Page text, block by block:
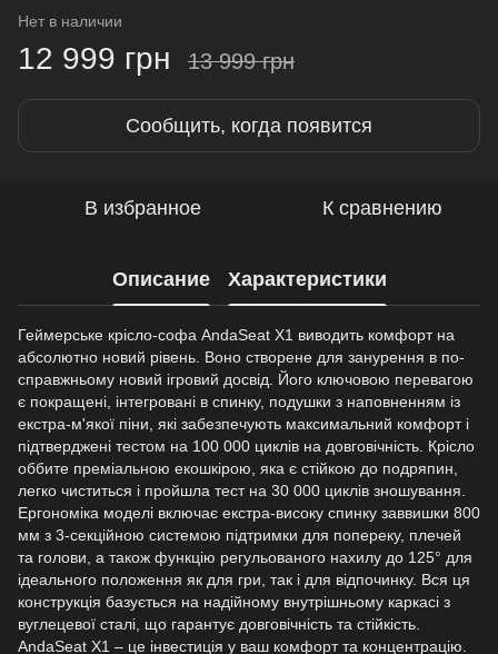
Нет в наличии
12 999 грн 13 999 грн
Сообщить, когда появится
В избранное К сравнению
Описание Характеристики
Геймерське крісло-софа AndaSeat X1 виводить комфорт на
абсолютно новий рівень. Воно створене для занурення в по-
справжньому новий ігровий досвід. Його ключовою перевагою
є покращені, інтегровані в спинку, подушки з наповненням із
екстра-м'якої піни, які забезпечують максимальний комфорт і
підтверджені тестом на 100 000 циклів на довговічність. Крісло
оббите преміальною екошкірою, яка є стійкою до подряпин,
легко чиститься і пройшла тест на 30 000 циклів зношування.
Ергономіка моделі включає екстра-високу спинку заввишки 800
мм з 3-секційною системою підтримки для попереку, плечей
та голови, а також функцію регульованого нахилу до 125° для
ідеального положення як для гри, так і для відпочинку. Вся ця
конструкція базується на надійному внутрішньому каркасі з
вуглецевої сталі, що гарантує довговічність та стійкість.
AndaSeat X1 – це інвестиція у ваш комфорт та концентрацію.